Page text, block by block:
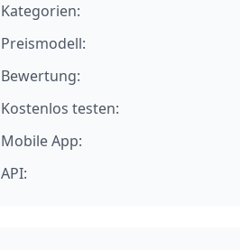
Kategorien:
Preismodell:
Bewertung:
Kostenlos testen:
Mobile App:
API: